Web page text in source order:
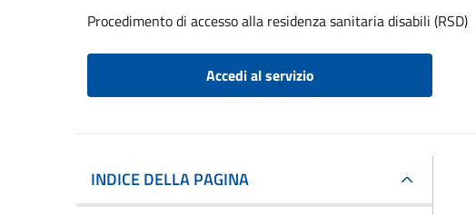
Procedimento di accesso alla residenza sanitaria disabili (RSD)
Accedi al servizio
INDICE DELLA PAGINA